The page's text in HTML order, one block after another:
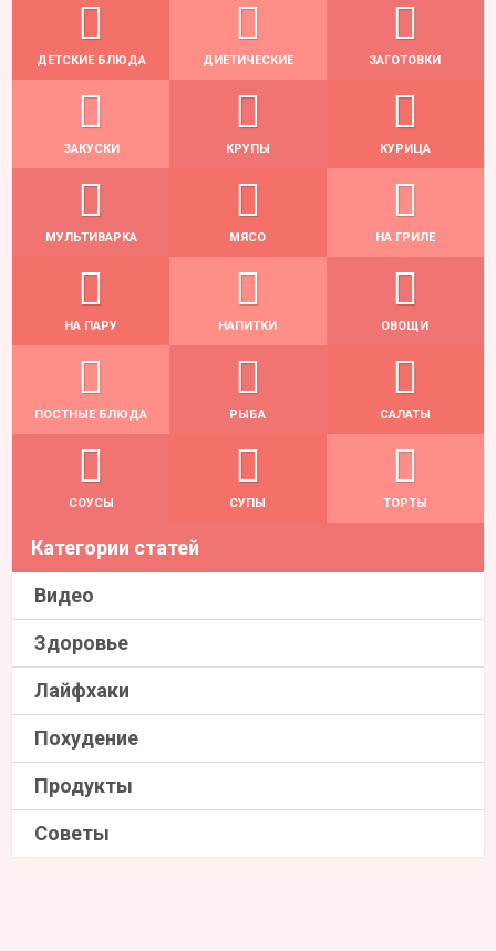
ДЕТСКИЕ БЛЮДА ДИЕТИЧЕСКИЕ ЗАГОТОВКИ
ЗАКУСКИ КРУПЫ КУРИЦА
МУЛЬТИВАРКА МЯСО НА ГРИЛЕ
НА ПАРУ НАПИТКИ ОВОЩИ
ПОСТНЫЕ БЛЮДА РЫБА САЛАТЫ
СОУСЫ СУПЫ ТОРТЫ
Категории статей
Видео
Здоровье
Лайфхаки
Похудение
Продукты
Советы